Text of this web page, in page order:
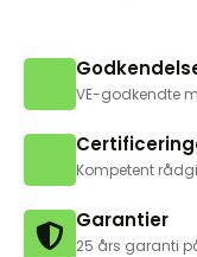
VE-godkendte
Kompetent
Garantier
25 års garanti